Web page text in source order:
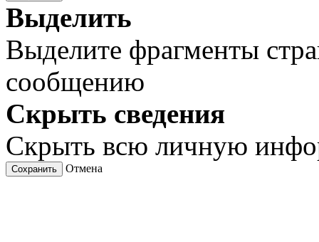
Выделить
Выделите фрагменты
сообщению
Скрыть сведения
Скрыть всю личную
Сохранить Отмена